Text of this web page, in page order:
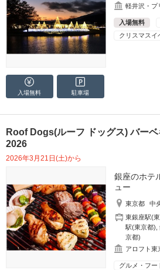
軽井沢・プ
入場無料
クリスマスイ
入場無料 駐車場
Roof Dogs(ルーフ ドッグス) バー
2026
2026年3月21日(土)から
銀座のホテ
ュー
東京都
中
東銀座駅(
駅(東京都) ,
京都)
アロフト東
グルメ・フー